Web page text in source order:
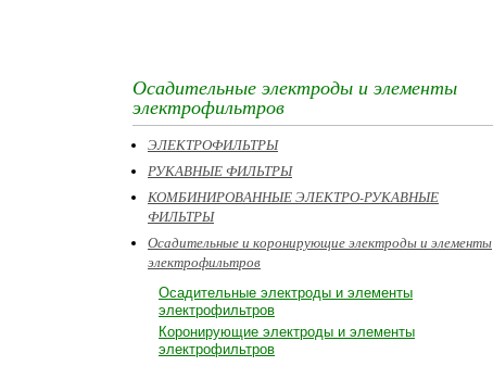
Осадительные электроды и элементы
электрофильтров
ЭЛЕКТРОФИЛЬТРЫ
РУКАВНЫЕ ФИЛЬТРЫ
КОМБИНИРОВАННЫЕ ЭЛЕКТРО-РУКАВНЫЕ
ФИЛЬТРЫ
Осадительные и коронирующие электроды и элементы
электрофильтров
Осадительные электроды и элементы
электрофильтров
Коронирующие электроды и элементы
электрофильтров